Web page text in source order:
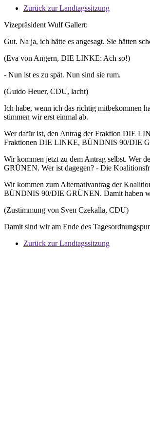
Zurück zur Landtagssitzung
Vizepräsident Wulf Gallert:
Gut. Na ja, ich hätte es angesagt. Sie hätten
(Eva von Angern, DIE LINKE: Ach so!)
- Nun ist es zu spät. Nun sind sie rum.
(Guido Heuer, CDU, lacht)
Ich habe, wenn ich das richtig mitbekommen
stimmen wir erst einmal ab.
Wer dafür ist, den Antrag der Fraktion DIE
Fraktionen DIE LINKE, BÜNDNIS 90/DIE
Wir kommen jetzt zu dem Antrag selbst.
GRÜNEN. Wer ist dagegen? - Die
Wir kommen zum Alternativantrag der
BÜNDNIS 90/DIE GRÜNEN. Damit haben
(Zustimmung von Sven Czekalla, CDU)
Damit sind wir am Ende des
Zurück zur Landtagssitzung